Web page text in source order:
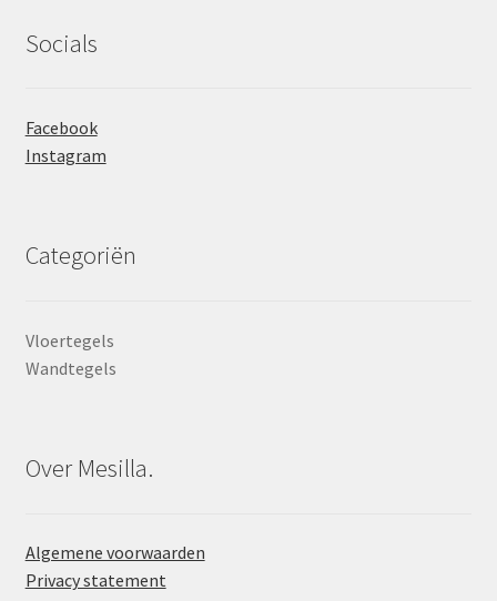
Socials
Facebook
Instagram
Categoriën
Vloertegels
Wandtegels
Over Mesilla.
Algemene voorwaarden
Privacy statement